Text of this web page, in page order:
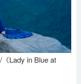
Lady in Blue at